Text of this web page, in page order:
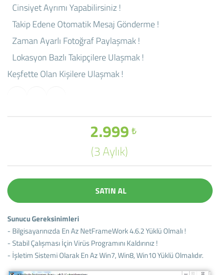
Cinsiyet Ayrımı Yapabilirsiniz !
Takip Edene Otomatik Mesaj Gönderme !
Zaman Ayarlı Fotoğraf Paylaşmak !
Lokasyon Bazlı Takipçilere Ulaşmak !
Keşfette Olan Kişilere Ulaşmak !
₺
2.999
(3 Aylık)
SATIN AL
Sunucu Gereksinimleri
- Bilgisayarınızda En Az NetFrameWork 4.6.2 Yüklü Olmalı !
- Stabil Çalışması İçin Virüs Programını Kaldırınız !
- İşletim Sistemi Olarak En Az Win7, Win8, Win10 Yüklü Olmalıdır.